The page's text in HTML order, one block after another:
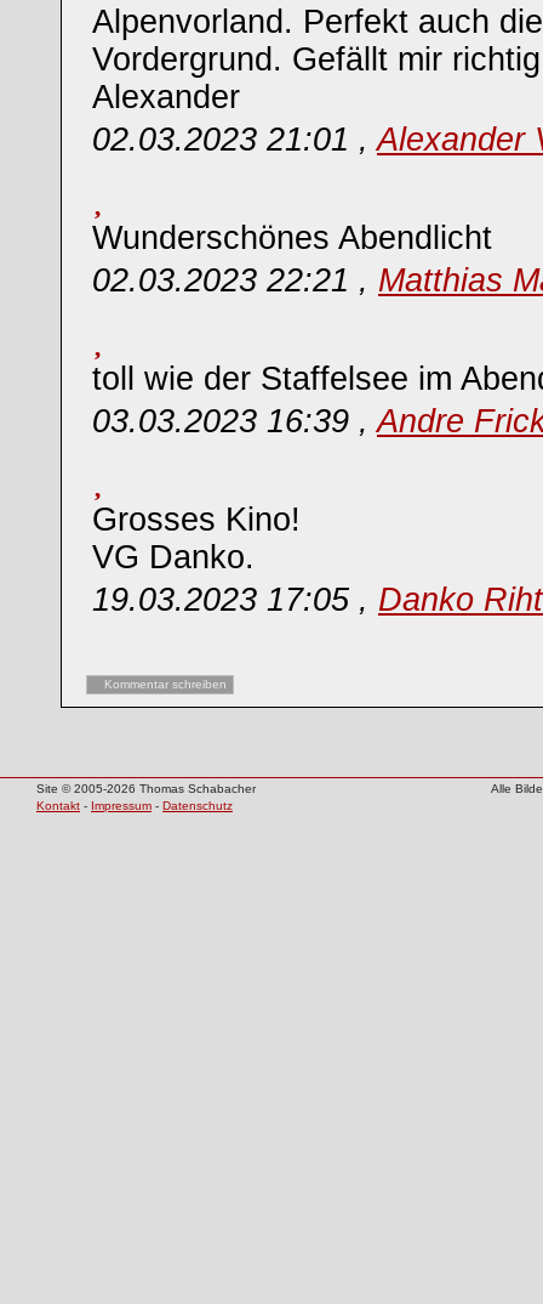
Alpenvorland. Perfekt auch
Vordergrund. Gefällt mir
Alexander
02.03.2023 21:01 ,Alexander
Wunderschönes Abendlicht
02.03.2023 22:21 , Matthias
toll wie der Staffelsee im
03.03.2023 16:39 ,Andre
Grosses Kino!
VG Danko.
19.03.2023 17:05 , Danko
Kommentar schreiben
Site © 2005-2026 Thomas Schabacher
Alle
Kontakt - Impressum - Datenschutz